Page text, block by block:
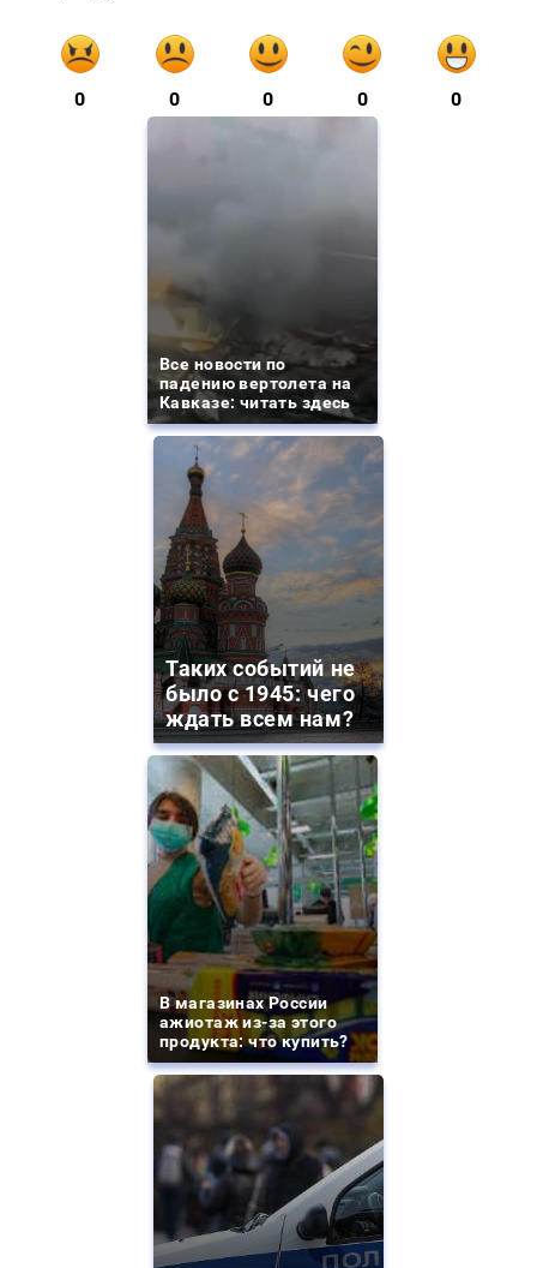
0 0 0 0 0
Все новости по
падению вертолета на
Кавказе: читать здесь
Таких событий не
было с 1945: чего
ждать всем нам?
В магазинах России
ажиотаж из-за этого
продукта: что купить?